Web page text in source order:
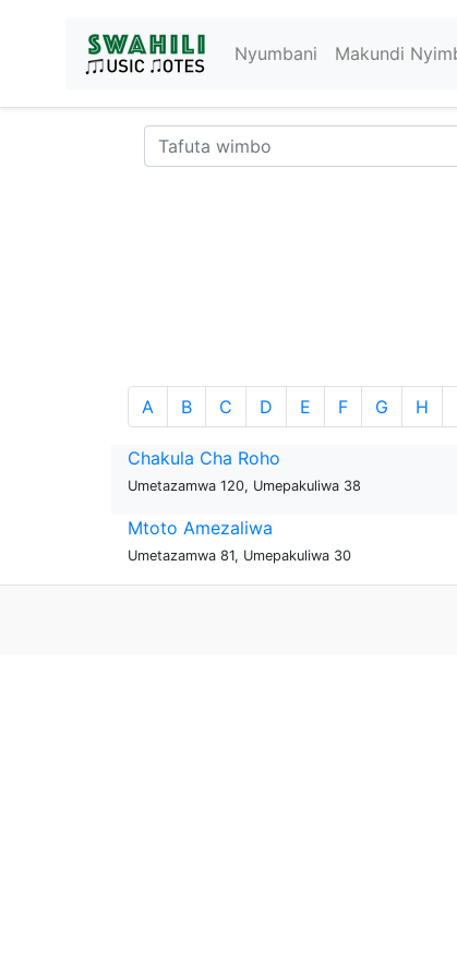
Nyumbani Makundi
A B C D E F G H
Chakula Cha Roho
Umetazamwa 120, Umepakuliwa 38
Mtoto Amezaliwa
Umetazamwa 81, Umepakuliwa 30